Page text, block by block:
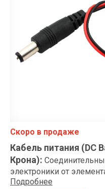
Скоро в продаже
Кабель питания (DC
Крона):
электроники от
Подробнее